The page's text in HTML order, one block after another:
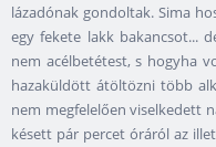
lázadónak gondoltak. Sima
egy fekete lakk bakancsot...
nem acélbetétest, s hogyha
hazaküldött átöltözni több
nem megfelelően viselkedett
késett pár percet óráról az